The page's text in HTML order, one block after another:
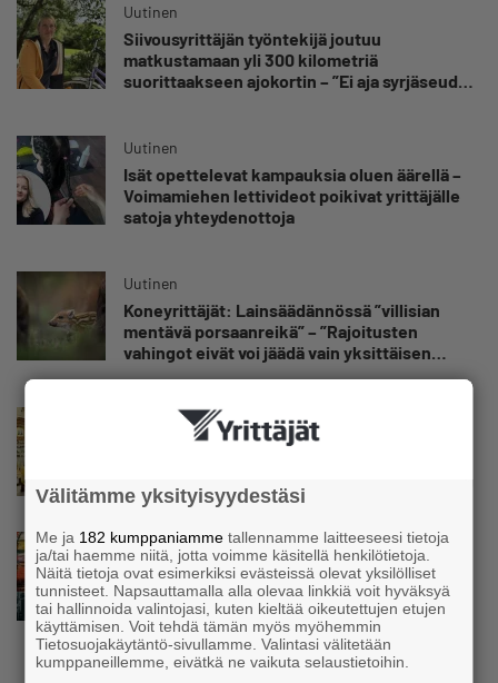
Uutinen
Siivousyrittäjän työntekijä joutuu
matkustamaan yli 300 kilometriä
suorittaakseen ajokortin – ”Ei aja syrjäseudun
Uutinen
Isät opettelevat kampauksia oluen äärellä –
Voimamiehen lettivideot poikivat yrittäjälle
satoja yhteydenottoja
Uutinen
Koneyrittäjät: Lainsäädännössä ”villisian
mentävä porsaanreikä” – ”Rajoitusten
vahingot eivät voi jäädä vain yksittäisen
Yrittäjien Mikael Pentikäiseltä YEL-varoitus
Uutinen
Matti Korvela on yrittäjänä harvinaisuus:
”Asiakkainani on eturivin muusikoita niin
Euroopasta kuin Yhdysvalloistakin”
Välitämme yksityisyydestäsi
Me ja 182 kumppaniamme tallennamme laitteeseesi tietoja
ja/tai haemme niitä, jotta voimme käsitellä henkilötietoja.
Näitä tietoja ovat esimerkiksi evästeissä olevat yksilölliset
tunnisteet. Napsauttamalla alla olevaa linkkiä voit hyväksyä
tai hallinnoida valintojasi, kuten kieltää oikeutettujen etujen
käyttämisen. Voit tehdä tämän myös myöhemmin
Tietosuojakäytäntö-sivullamme. Valintasi välitetään
kumppaneillemme, eivätkä ne vaikuta selaustietoihin.